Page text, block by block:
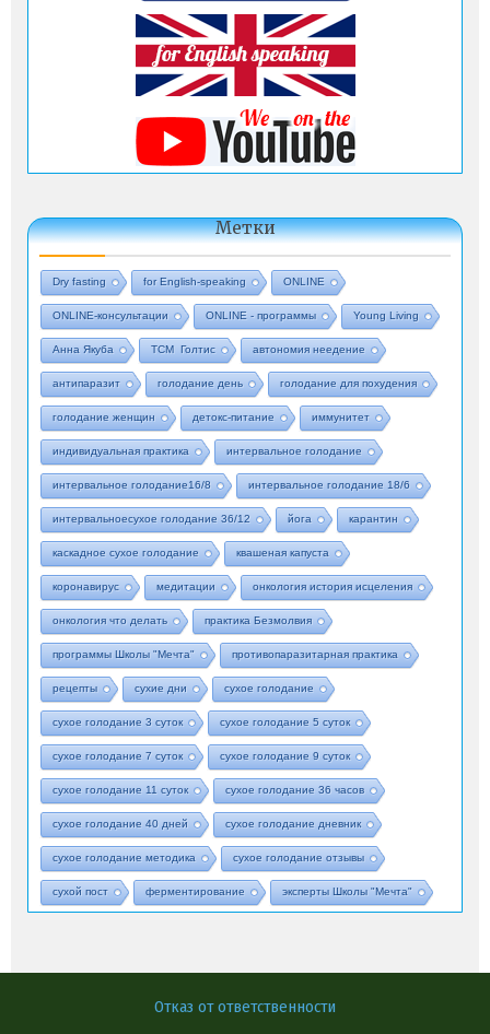
Метки
Dry fasting for English-speaking ONLINE
ONLINE-консультации ONLINE - программы Young Living
Анна Якуба ТСМ Голтис автономия неедение
антипаразит голодание день голодание для похудения
голодание женщин детокс-питание иммунитет
индивидуальная практика интервальное голодание
интервальное голодание16/8 интервальное голодание 18/6
интервальноесухое голодание 36/12 йога карантин
каскадное сухое голодание квашеная капуста
коронавирус медитации онкология история исцеления
онкология что делать практика Безмолвия
программы Школы "Мечта" противопаразитарная практика
рецепты сухие дни сухое голодание
сухое голодание 3 суток сухое голодание 5 суток
сухое голодание 7 суток сухое голодание 9 суток
сухое голодание 11 суток сухое голодание 36 часов
сухое голодание 40 дней сухое голодание дневник
сухое голодание методика сухое голодание отзывы
сухой пост ферментирование эксперты Школы "Мечта"
Отказ от ответственности